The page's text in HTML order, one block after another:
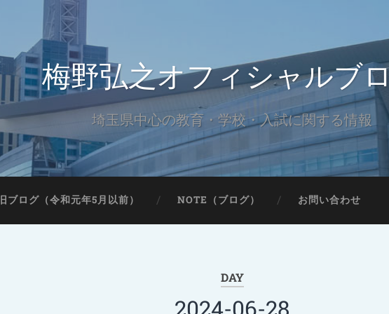
梅野弘之オフィシャルブ
埼玉県中心の教育・学校・入試に関する情報
旧ブログ（令和元年5月以前） NOTE（ブログ） お問い合わせ
DAY